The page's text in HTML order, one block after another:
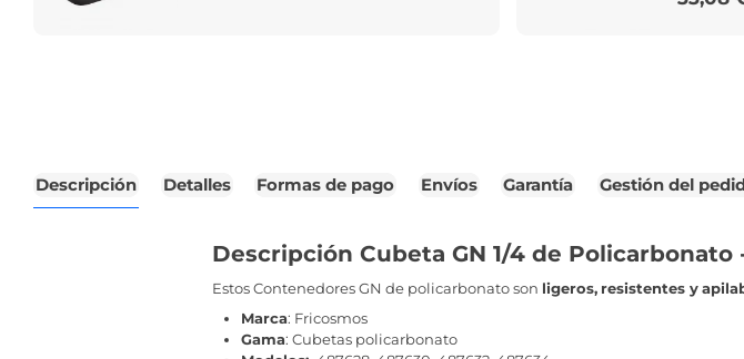
Descripción Detalles Formas de pago Envíos Garantía Gestión del
Descripción Cubeta GN 1/4 de
Estos Contenedores GN de policarbonato son ligeros, resistentes y
Marca: Fricosmos
Gama: Cubetas policarbonato